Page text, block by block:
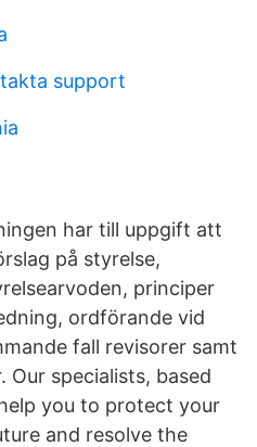
support
har till uppgift att
på styrelse,
principer
ordförande vid
fall revisorer samt
Our specialists, based
you to protect your
and resolve the